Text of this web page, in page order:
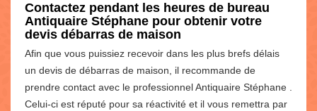
Contactez pendant les heures de bureau
Antiquaire Stéphane pour obtenir votre
devis débarras de maison
Afin que vous puissiez recevoir dans les plus brefs délais
un devis de débarras de maison, il recommande de
prendre contact avec le professionnel Antiquaire Stéphane .
Celui-ci est réputé pour sa réactivité et il vous remettra par